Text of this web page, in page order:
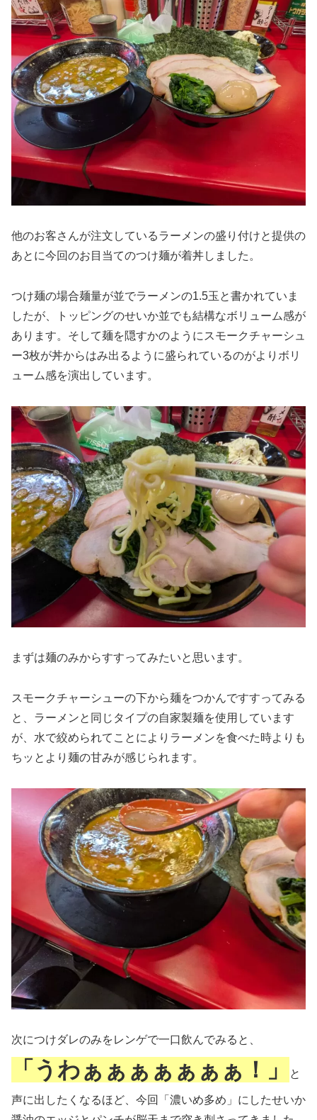
他のお客さんが注文しているラーメンの盛り付けと提供の
あとに今回のお目当てのつけ麺が着丼しました。
つけ麺の場合麺量が並でラーメンの1.5玉と書かれていま
したが、トッピングのせいか並でも結構なボリューム感が
あります。そして麺を隠すかのようにスモークチャーシュ
ー3枚が丼からはみ出るように盛られているのがよりボリ
ューム感を演出しています。
まずは麺のみからすすってみたいと思います。
スモークチャーシューの下から麺をつかんですすってみる
と、ラーメンと同じタイプの自家製麺を使用しています
が、水で絞められてことによりラーメンを食べた時よりも
ちッとより麺の甘みが感じられます。
次につけダレのみをレンゲで一口飲んでみると、
「うわぁぁぁぁぁぁぁ！」 と
声に出したくなるほど、今回「濃いめ多め」にしたせいか